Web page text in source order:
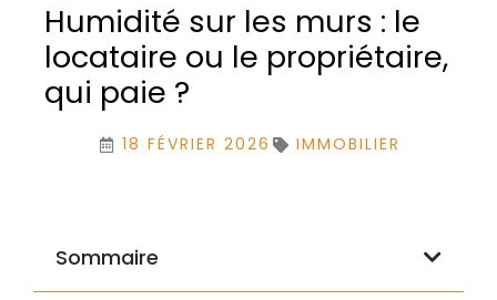
Humidité sur les murs : le
locataire ou le propriétaire,
qui paie ?
18 FÉVRIER 2026 IMMOBILIER
Sommaire